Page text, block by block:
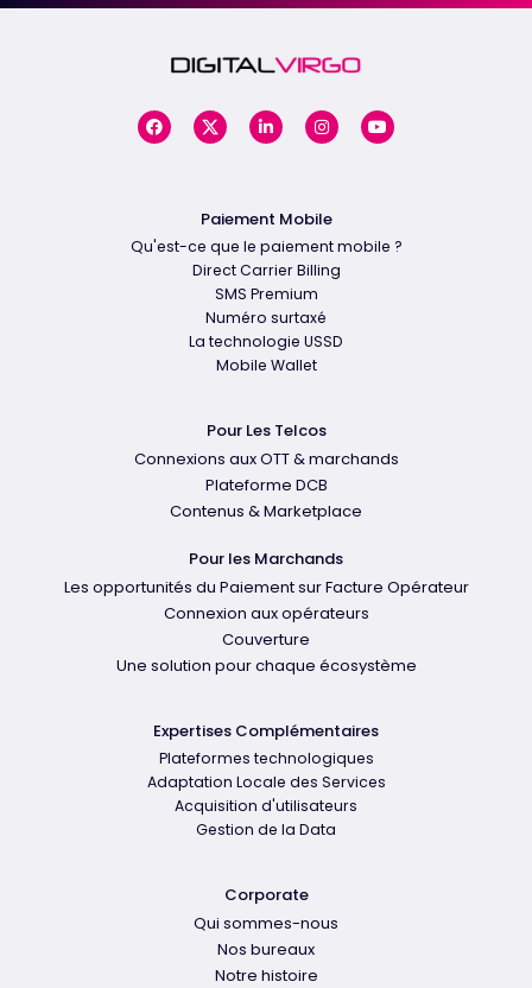
Paiement Mobile
Qu'est-ce que le paiement mobile ?
Direct Carrier Billing
SMS Premium
Numéro surtaxé
La technologie USSD
Mobile Wallet
Pour Les Telcos
Connexions aux OTT & marchands
Plateforme DCB
Contenus & Marketplace
Pour les Marchands
Les opportunités du Paiement sur Facture Opérateur
Connexion aux opérateurs
Couverture
Une solution pour chaque écosystème
Expertises Complémentaires
Plateformes technologiques
Adaptation Locale des Services
Acquisition d'utilisateurs
Gestion de la Data
Corporate
Qui sommes-nous
Nos bureaux
Notre histoire